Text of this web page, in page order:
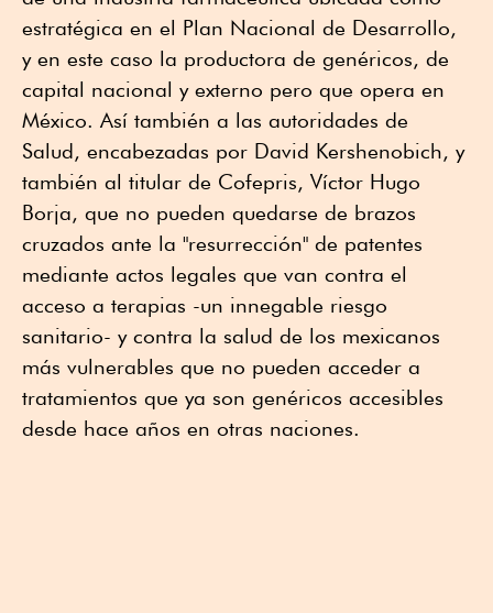
estratégica en el Plan Nacional de Desarrollo,
y en este caso la productora de genéricos, de
capital nacional y externo pero que opera en
México. Así también a las autoridades de
Salud, encabezadas por David Kershenobich, y
también al titular de Cofepris, Víctor Hugo
Borja, que no pueden quedarse de brazos
cruzados ante la "resurrección" de patentes
mediante actos legales que van contra el
acceso a terapias -un innegable riesgo
sanitario- y contra la salud de los mexicanos
más vulnerables que no pueden acceder a
tratamientos que ya son genéricos accesibles
desde hace años en otras naciones.